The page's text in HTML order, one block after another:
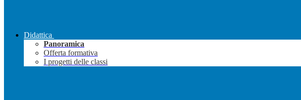
Didattica
Panoramica
Offerta formativa
I progetti delle classi